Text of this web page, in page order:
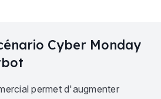
Cyber Monday
permet d'augmenter